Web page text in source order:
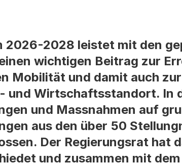
2026-2028 leistet mit den
wichtigen Beitrag zur
Mobilität und damit auch
und Wirtschaftsstandort. In
und Massnahmen auf
aus den über 50
Der Regierungsrat hat
und zusammen mit